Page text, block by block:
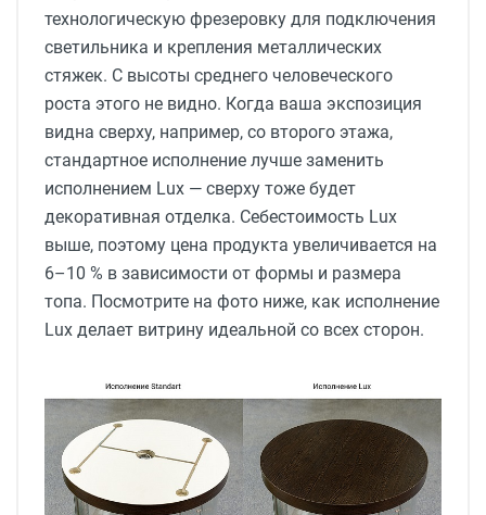
технологическую фрезеровку для подключения
светильника и крепления металлических
стяжек. С высоты среднего человеческого
роста этого не видно. Когда ваша экспозиция
видна сверху, например, со второго этажа,
стандартное исполнение лучше заменить
исполнением Lux — сверху тоже будет
декоративная отделка. Себестоимость Lux
выше, поэтому цена продукта увеличивается на
6–10 % в зависимости от формы и размера
топа. Посмотрите на фото ниже, как исполнение
Lux делает витрину идеальной со всех сторон.